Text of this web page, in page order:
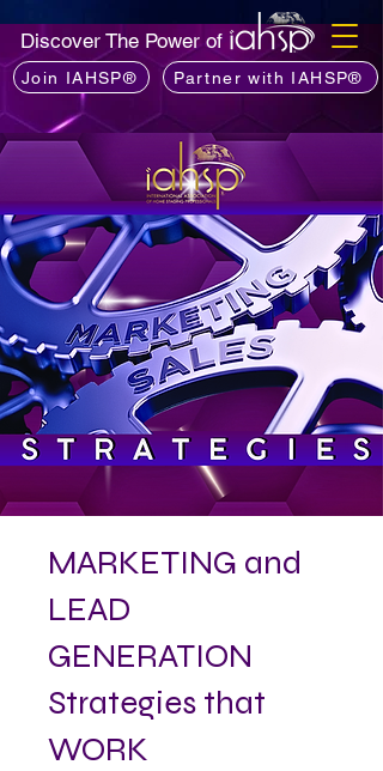
Discover The Power of
Join IAHSP® Partner with IAHSP®
MARKETING and
LEAD
GENERATION
Strategies that
WORK